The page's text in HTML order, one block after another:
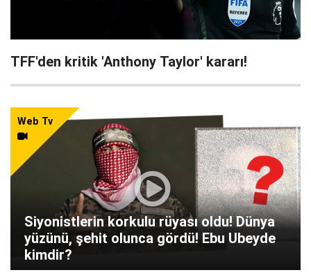
TFF'den kritik 'Anthony Taylor' kararı!
Web Tv
Siyonistlerin korkulu rüyası oldu! Dünya
yüzünü, şehit olunca gördü! Ebu Ubeyde
kimdir?